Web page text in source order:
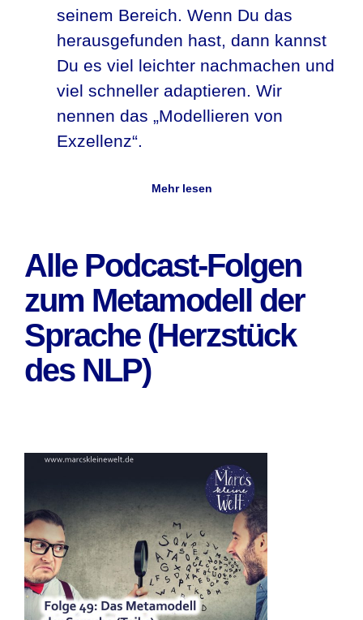
seinem Bereich. Wenn Du das
herausgefunden hast, dann kannst
Du es viel leichter nachmachen und
viel schneller adaptieren. Wir
nennen das „Modellieren von
Exzellenz“.
Mehr lesen
Alle Podcast-Folgen
zum Metamodell der
Sprache (Herzstück
des NLP)